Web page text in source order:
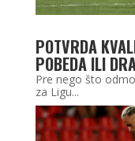
POTVRDA
POBEDA ILI
Pre nego što
za Ligu...